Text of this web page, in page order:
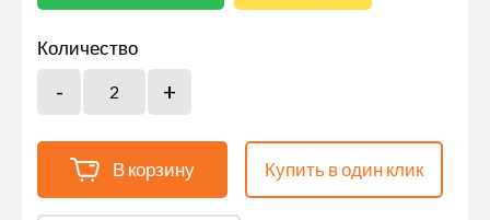
Количество
В корзину Купить в один клик